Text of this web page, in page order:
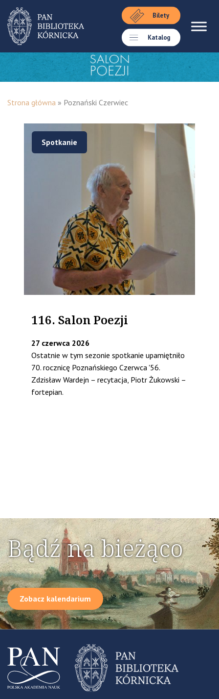
Bilety
Katalog
Strona główna » Poznański Czerwiec
Spotkanie
116. Salon Poezji
27 czerwca 2026
Ostatnie w tym sezonie spotkanie upamiętniło
70. rocznicę Poznańskiego Czerwca '56.
Zdzisław Wardejn – recytacja, Piotr Żukowski –
fortepian.
Bądź na bieżąco
Zobacz kalendarium